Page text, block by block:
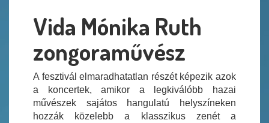
Vida Mónika Ruth
zongoraművész
A fesztivál elmaradhatatlan részét képezik azok
a koncertek, amikor a legkiválóbb hazai
művészek sajátos hangulatú helyszíneken
hozzák közelebb a klasszikus zenét a